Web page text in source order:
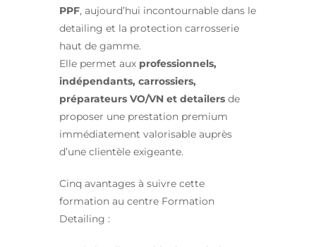
PPF, aujourd’hui incontournable dans le
detailing et la protection carrosserie
haut de gamme.
Elle permet aux professionnels,
indépendants, carrossiers,
préparateurs VO/VN et detailers de
proposer une prestation premium
immédiatement valorisable auprès
d’une clientèle exigeante.
Cinq avantages à suivre cette
formation au centre Formation
Detailing :